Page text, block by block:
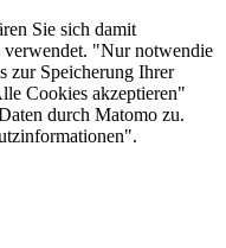
Sie sich damit
verwendet. "Nur notwendie
zur Speicherung Ihrer
Cookies akzeptieren"
durch Matomo zu.